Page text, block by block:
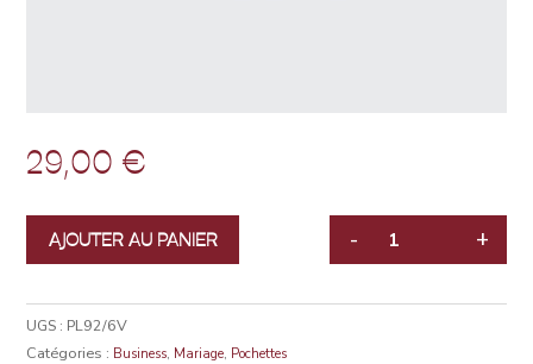
29,00€
QUANTITÉ
- +
AJOUTER AU PANIER
UGS : PL92/6V
Catégories : Business, Mariage, Pochettes